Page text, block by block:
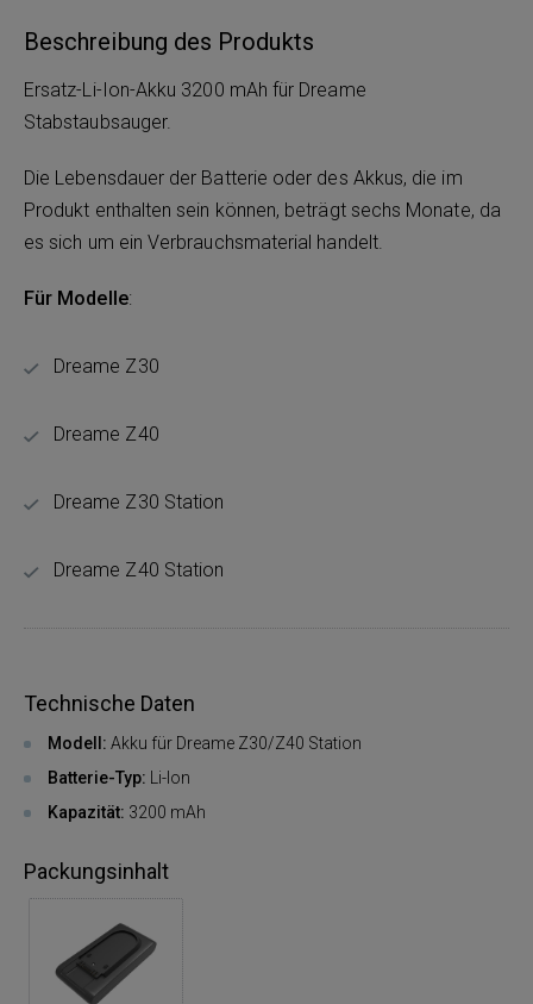
Beschreibung des Produkts
Ersatz-Li-Ion-Akku 3200 mAh für Dreame
Stabstaubsauger.
Die Lebensdauer der Batterie oder des Akkus, die im
Produkt enthalten sein können, beträgt sechs Monate, da
es sich um ein Verbrauchsmaterial handelt.
Für Modelle:
Dreame Z30
Dreame Z40
Dreame Z30 Station
Dreame Z40 Station
Technische Daten
Modell: Akku für Dreame Z30/Z40 Station
Batterie-Typ: Li-Ion
Kapazität: 3200 mAh
Packungsinhalt